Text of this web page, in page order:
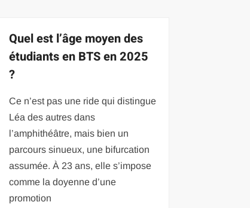
Quel est l’âge moyen des
étudiants en BTS en 2025
?
Ce n’est pas une ride qui distingue
Léa des autres dans
l’amphithéâtre, mais bien un
parcours sinueux, une bifurcation
assumée. À 23 ans, elle s’impose
comme la doyenne d’une
promotion